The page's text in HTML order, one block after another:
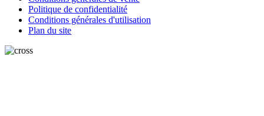
Politique de confidentialité
Conditions générales d'utilisation
Plan du site